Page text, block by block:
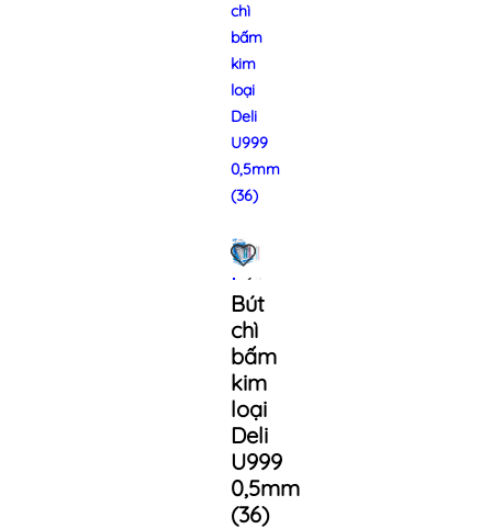
chì
bấm
kim
loại
Deli
U999
0,5mm
(36)
Bút
chì
bấm
kim
loại
Deli
U999
0,5mm
(36)